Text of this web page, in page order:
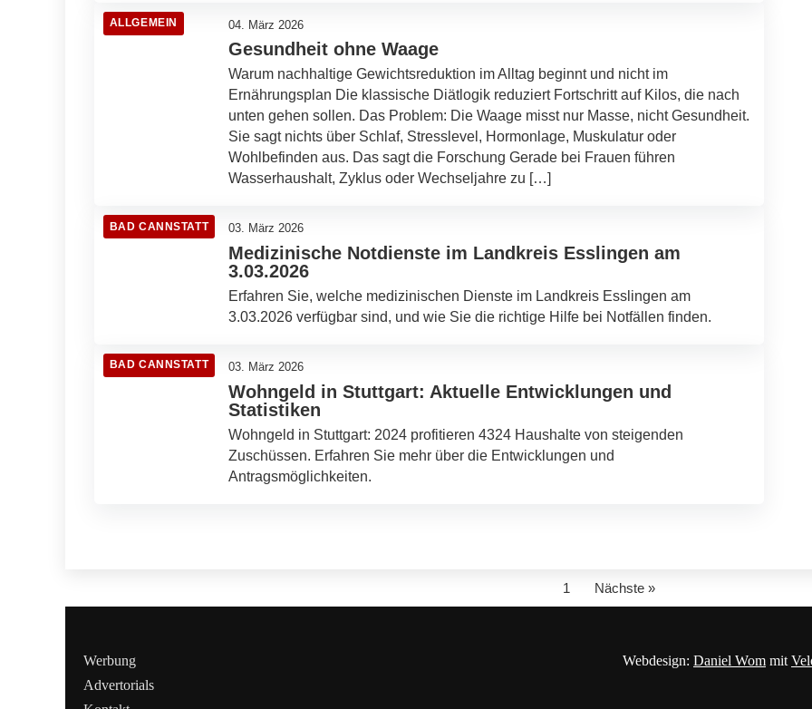
ALLGEMEIN 04. März 2026
Gesundheit ohne Waage
Warum nachhaltige Gewichtsreduktion im Alltag beginnt und nicht im
Ernährungsplan Die klassische Diätlogik reduziert Fortschritt auf Kilos, die nach
unten gehen sollen. Das Problem: Die Waage misst nur Masse, nicht Gesundheit.
Sie sagt nichts über Schlaf, Stresslevel, Hormonlage, Muskulatur oder
Wohlbefinden aus. Das sagt die Forschung Gerade bei Frauen führen
Wasserhaushalt, Zyklus oder Wechseljahre zu […]
BAD CANNSTATT 03. März 2026
Medizinische Notdienste im Landkreis Esslingen am
3.03.2026
Erfahren Sie, welche medizinischen Dienste im Landkreis Esslingen am
3.03.2026 verfügbar sind, und wie Sie die richtige Hilfe bei Notfällen finden.
BAD CANNSTATT 03. März 2026
Wohngeld in Stuttgart: Aktuelle Entwicklungen und
Statistiken
Wohngeld in Stuttgart: 2024 profitieren 4324 Haushalte von steigenden
Zuschüssen. Erfahren Sie mehr über die Entwicklungen und
Antragsmöglichkeiten.
1 Nächste »
Werbung
Advertorials
Webdesign: Daniel Wom mit